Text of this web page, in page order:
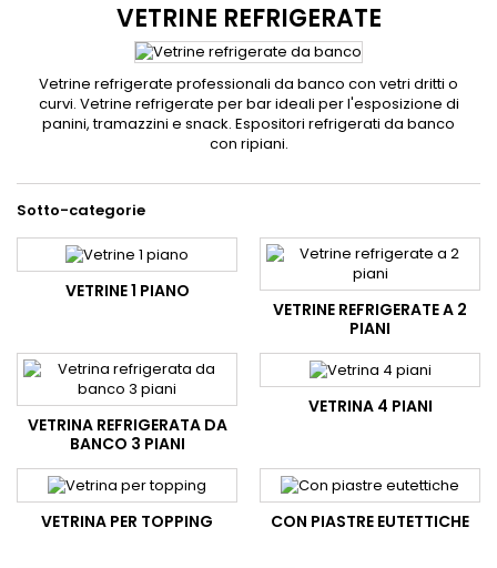
VETRINE REFRIGERATE
Vetrine refrigerate professionali da banco con vetri dritti o
curvi. Vetrine refrigerate per bar ideali per l'esposizione di
panini, tramazzini e snack. Espositori refrigerati da banco
con ripiani.
Sotto-categorie
VETRINE 1 PIANO
VETRINE REFRIGERATE A 2
PIANI
VETRINA REFRIGERATA DA
BANCO 3 PIANI
VETRINA 4 PIANI
VETRINA PER TOPPING CON PIASTRE EUTETTICHE